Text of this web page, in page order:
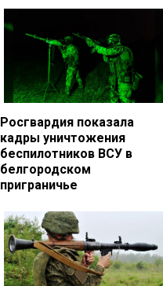
Росгвардия показала
кадры уничтожения
беспилотников ВСУ в
белгородском
приграничье